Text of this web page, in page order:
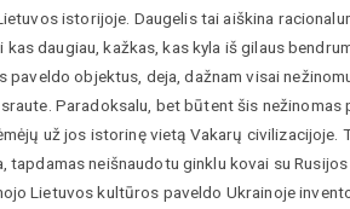
istorijoje. Daugelis tai aiškina
daugiau, kažkas, kas kyla iš gilaus
paveldo objektus, deja, dažnam visai
Paradoksalu, bet būtent šis
už jos istorinę vietą Vakarų
tapdamas neišnaudotu ginklu kovai su
Lietuvos kultūros paveldo Ukrainoje